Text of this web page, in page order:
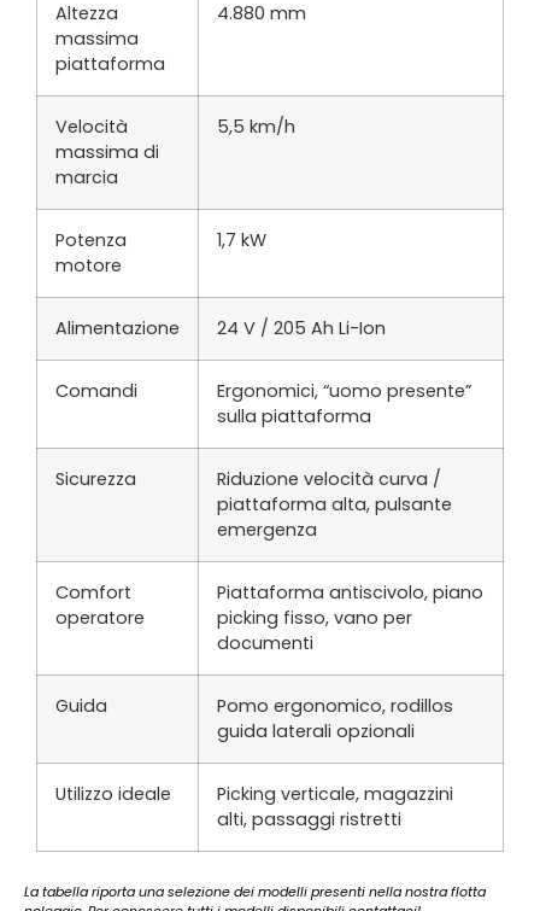
Altezza
massima
piattaforma
4.880 mm
Velocità
massima di
marcia
5,5 km/h
Potenza
motore
1,7 kW
Alimentazione 24 V / 205 Ah Li-Ion
Comandi
Ergonomici, “uomo presente”
sulla piattaforma
Sicurezza
Riduzione velocità curva /
piattaforma alta, pulsante
emergenza
Comfort
operatore
Piattaforma antiscivolo, piano
picking fisso, vano per
documenti
Guida
Pomo ergonomico, rodillos
guida laterali opzionali
Utilizzo ideale
Picking verticale, magazzini
alti, passaggi ristretti
La tabella riporta una selezione dei modelli presenti nella nostra flotta